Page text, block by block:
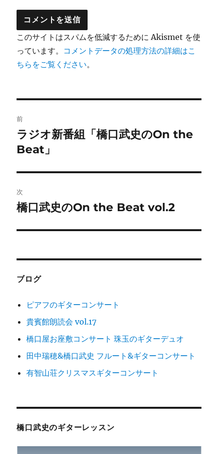
このサイトはスパムを低減するために Akismet を使
っています。 コメントデータの処理方法の詳細はこ
ちらをご覧ください。
稿
ナ
ビ
ゲ
ー
シ
ン
前
前
の
稿:
ラジオ新番組「橋口武史のOn the
Beat」
次
次
投
橋口武史のOn the Beat vol.2
ブログ
ピアフのギターコンサート
貴賓館朗読会 vol.17
橋口屋お座敷コンサート 珠玉のギターデュオ
田中瑞穂&橋口武史 フルート&ギターコンサート
有智山荘クリスマスギターコンサート
橋口武史のギターレッスン